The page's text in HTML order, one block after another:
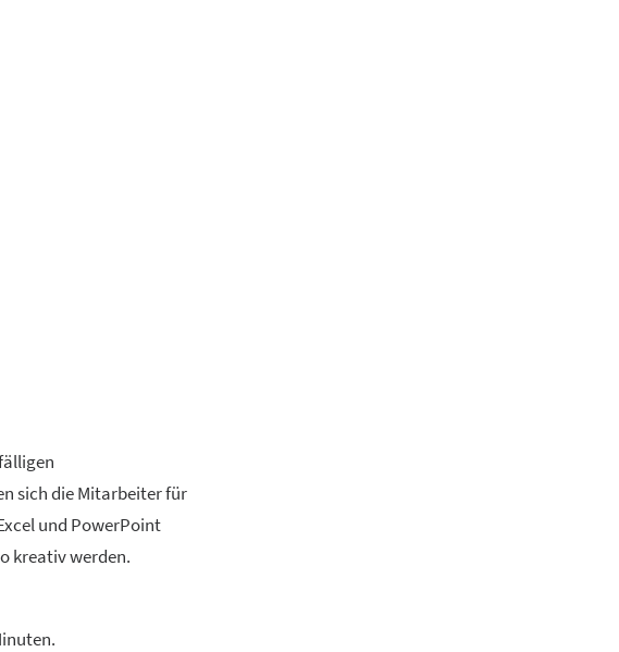
sich die Mitarbeiter für
und PowerPoint
kreativ werden.